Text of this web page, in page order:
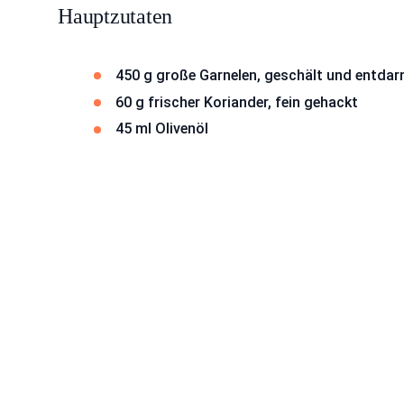
Hauptzutaten
450 g große Garnelen, geschält und
60 g frischer Koriander, fein gehackt
45 ml Olivenöl